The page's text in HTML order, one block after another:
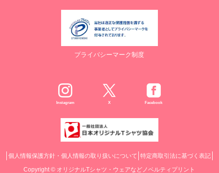
プライバシーマーク制度
Instagram X Facebook
個人情報保護方針・個人情報の取り扱いについて 特定商取引法に基づく表記
Copyright © オリジナルTシャツ・ウェアなどノベルティプリント